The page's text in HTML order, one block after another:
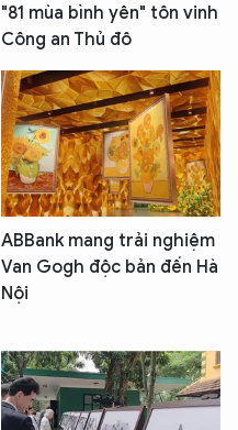
"81 mùa bình yên" tôn vinh
Công an Thủ đô
ABBank mang trải nghiệm
Van Gogh độc bản đến Hà
Nội